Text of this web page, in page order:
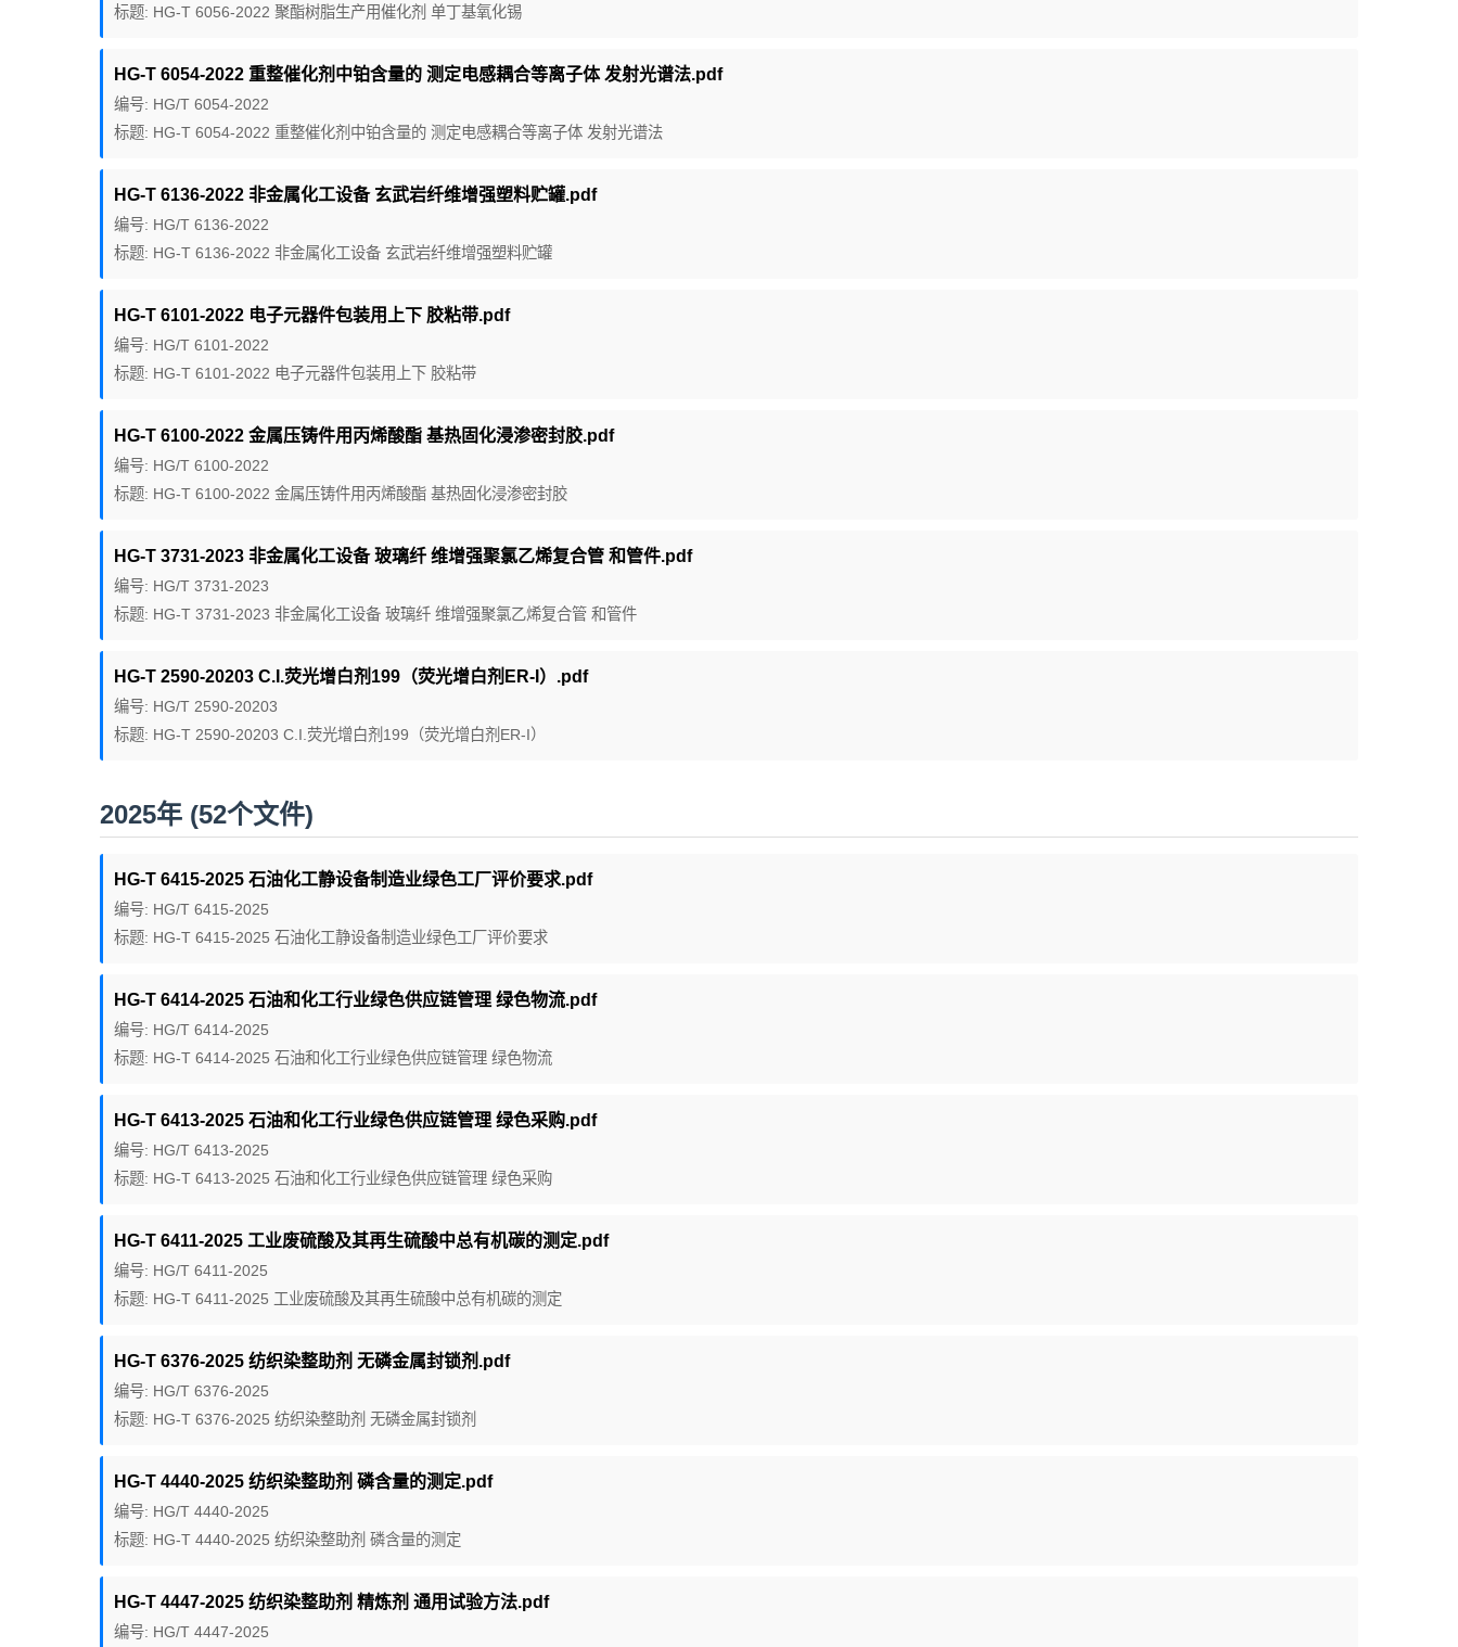
标题: HG-T 6056-2022 聚酯树脂生产用催化剂 单丁基氧化锡
HG-T 6054-2022 重整催化剂中铂含量的 测定电感耦合等离子体 发射光谱法.pdf
编号: HG/T 6054-2022
标题: HG-T 6054-2022 重整催化剂中铂含量的 测定电感耦合等离子体 发射光谱法
HG-T 6136-2022 非金属化工设备 玄武岩纤维增强塑料贮罐.pdf
编号: HG/T 6136-2022
标题: HG-T 6136-2022 非金属化工设备 玄武岩纤维增强塑料贮罐
HG-T 6101-2022 电子元器件包装用上下 胶粘带.pdf
编号: HG/T 6101-2022
标题: HG-T 6101-2022 电子元器件包装用上下 胶粘带
HG-T 6100-2022 金属压铸件用丙烯酸酯 基热固化浸渗密封胶.pdf
编号: HG/T 6100-2022
标题: HG-T 6100-2022 金属压铸件用丙烯酸酯 基热固化浸渗密封胶
HG-T 3731-2023 非金属化工设备 玻璃纤 维增强聚氯乙烯复合管 和管件.pdf
编号: HG/T 3731-2023
标题: HG-T 3731-2023 非金属化工设备 玻璃纤 维增强聚氯乙烯复合管 和管件
HG-T 2590-20203 C.I.荧光增白剂199（荧光增白剂ER-I）.pdf
编号: HG/T 2590-20203
标题: HG-T 2590-20203 C.I.荧光增白剂199（荧光增白剂ER-I）
2025年 (52个文件)
HG-T 6415-2025 石油化工静设备制造业绿色工厂评价要求.pdf
编号: HG/T 6415-2025
标题: HG-T 6415-2025 石油化工静设备制造业绿色工厂评价要求
HG-T 6414-2025 石油和化工行业绿色供应链管理 绿色物流.pdf
编号: HG/T 6414-2025
标题: HG-T 6414-2025 石油和化工行业绿色供应链管理 绿色物流
HG-T 6413-2025 石油和化工行业绿色供应链管理 绿色采购.pdf
编号: HG/T 6413-2025
标题: HG-T 6413-2025 石油和化工行业绿色供应链管理 绿色采购
HG-T 6411-2025 工业废硫酸及其再生硫酸中总有机碳的测定.pdf
编号: HG/T 6411-2025
标题: HG-T 6411-2025 工业废硫酸及其再生硫酸中总有机碳的测定
HG-T 6376-2025 纺织染整助剂 无磷金属封锁剂.pdf
编号: HG/T 6376-2025
标题: HG-T 6376-2025 纺织染整助剂 无磷金属封锁剂
HG-T 4440-2025 纺织染整助剂 磷含量的测定.pdf
编号: HG/T 4440-2025
标题: HG-T 4440-2025 纺织染整助剂 磷含量的测定
HG-T 4447-2025 纺织染整助剂 精炼剂 通用试验方法.pdf
编号: HG/T 4447-2025